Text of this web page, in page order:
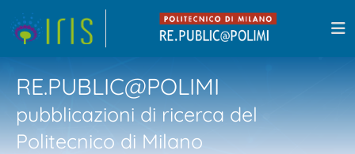
RE.PUBLIC@POLIMI
pubblicazioni di ricerca del
Politecnico di Milano